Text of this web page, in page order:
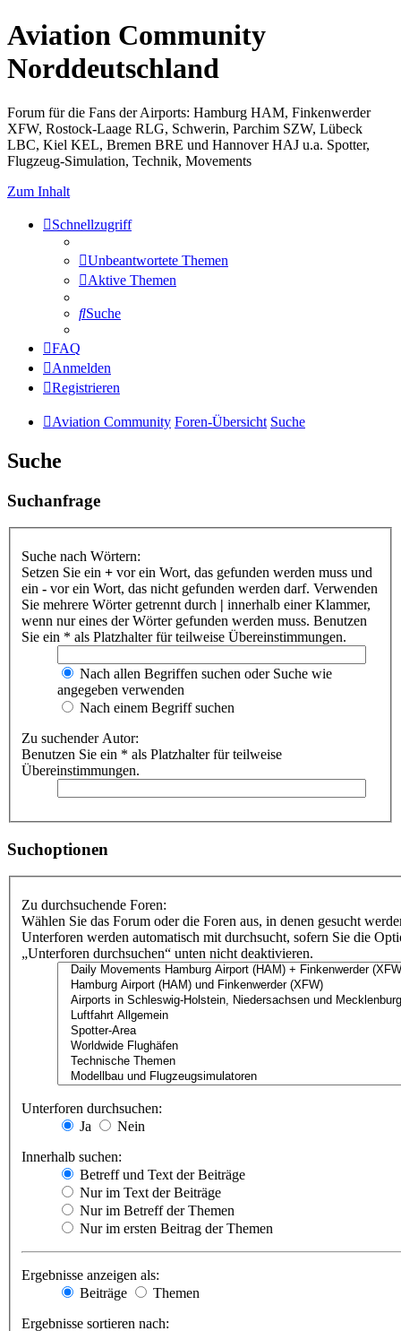
Aviation Community
Norddeutschland
Forum für die Fans der Airports: Hamburg HAM, Finkenwerder
XFW, Rostock-Laage RLG, Schwerin, Parchim SZW, Lübeck
LBC, Kiel KEL, Bremen BRE und Hannover HAJ u.a. Spotter,
Flugzeug-Simulation, Technik, Movements
Zum Inhalt
Schnellzugriff
Unbeantwortete Themen
Aktive Themen
Suche
FAQ
Anmelden
Registrieren
Aviation Community Foren-Übersicht Suche
Suche
Suchanfrage
Suche nach Wörtern:
Setzen Sie ein + vor ein Wort, das gefunden werden muss und
ein - vor ein Wort, das nicht gefunden werden darf. Verwenden
Sie mehrere Wörter getrennt durch | innerhalb einer Klammer,
wenn nur eines der Wörter gefunden werden muss. Benutzen
Sie ein * als Platzhalter für teilweise Übereinstimmungen.
Nach allen Begriffen suchen oder Suche wie
angegeben verwenden
Nach einem Begriff suchen
Zu suchender Autor:
Benutzen Sie ein * als Platzhalter für teilweise
Übereinstimmungen.
Suchoptionen
Zu durchsuchende Foren:
Wählen Sie das Forum oder die Foren aus, in denen gesucht
Unterforen werden automatisch mit durchsucht, sofern Sie die
„Unterforen durchsuchen“ unten nicht deaktivieren.
Unterforen durchsuchen:
Ja
Nein
Innerhalb suchen:
Betreff und Text der Beiträge
Nur im Text der Beiträge
Nur im Betreff der Themen
Nur im ersten Beitrag der Themen
Ergebnisse anzeigen als:
Beiträge
Themen
Ergebnisse sortieren nach: